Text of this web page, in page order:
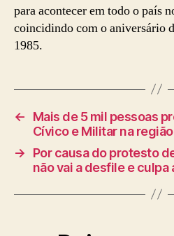
para acontecer em todo o país
coincidindo com o aniversário
1985.
←
Mais de 5 mil pessoas
Cívico e Militar na
→
Por causa do protesto
não vai a desfile e culpa